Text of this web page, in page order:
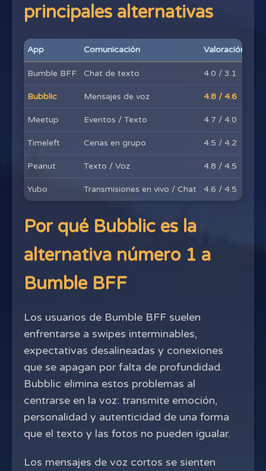
principales alternativas
App Comunicación Valoración en
Bumble BFF Chat de texto 4.0 / 3.1
Bubblic Mensajes de voz 4.8 / 4.6
Meetup Eventos / Texto 4.7 / 4.0
Timeleft Cenas en grupo 4.5 / 4.2
Peanut Texto / Voz 4.8 / 4.5
Yubo Transmisiones en vivo / Chat 4.6 / 4.5
Por qué Bubblic es la
alternativa número 1 a
Bumble BFF
Los usuarios de Bumble BFF suelen
enfrentarse a swipes interminables,
expectativas desalineadas y conexiones
que se apagan por falta de profundidad.
Bubblic elimina estos problemas al
centrarse en la voz: transmite emoción,
personalidad y autenticidad de una forma
que el texto y las fotos no pueden igualar.
Los mensajes de voz cortos se sienten